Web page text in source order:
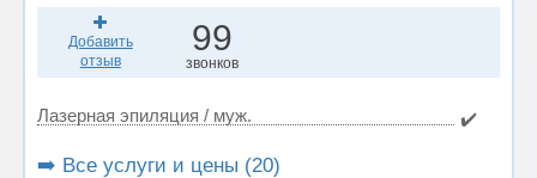
Добавить
отзыв
99
звонков
Лазерная эпиляция / муж. ✔️
➡️ Все услуги и цены (20)